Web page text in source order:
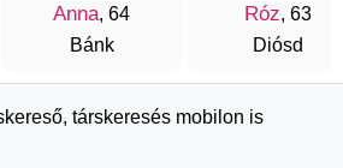
Anna, 64
Bánk
Róz, 63
Diósd
társkeresés mobilon is